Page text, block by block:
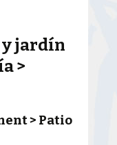
y jardín
>
> Patio